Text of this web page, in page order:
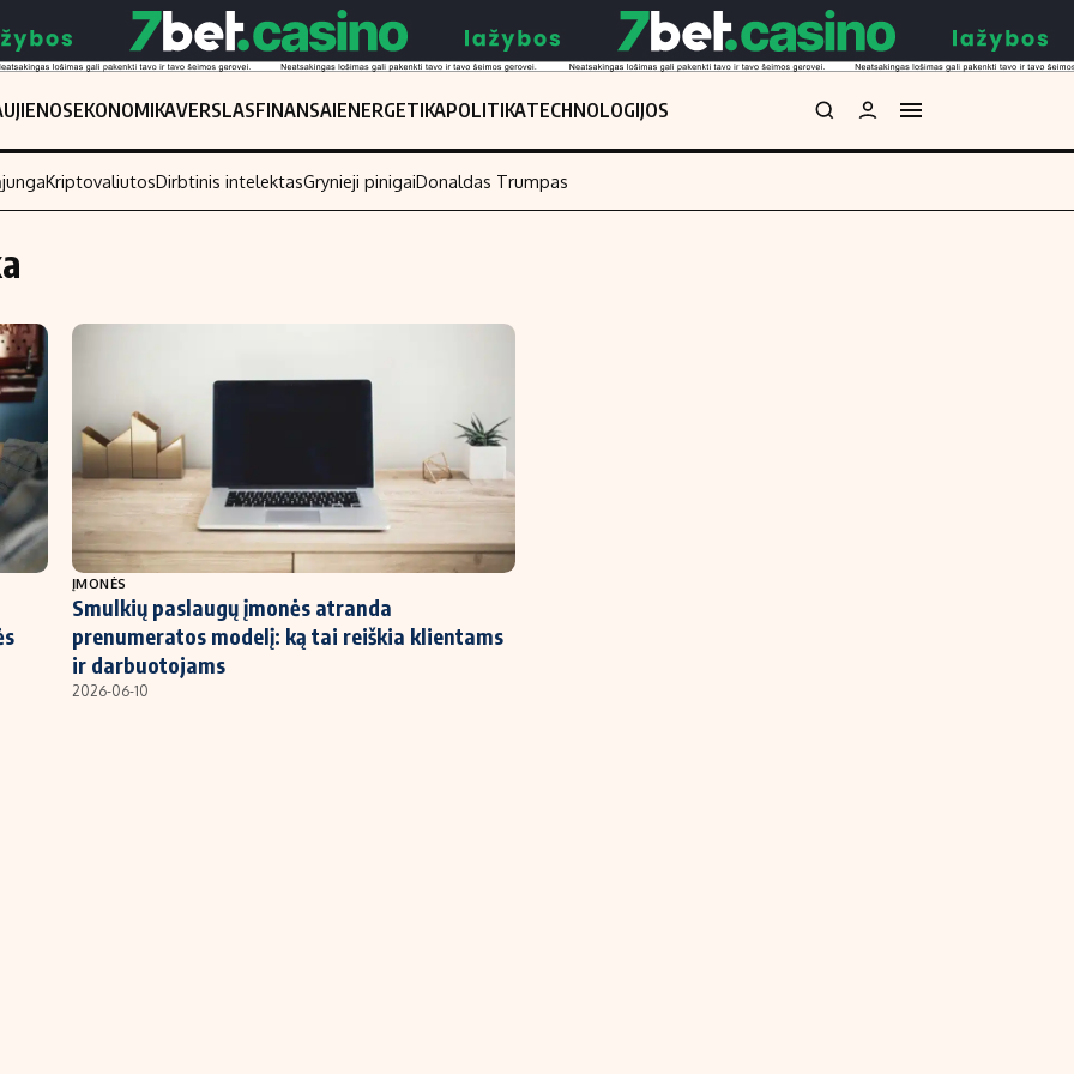
EKONOMIKAVERSLASFINANSAIENERGETIKAPOLITIKATECHNOLOGIJOS
Investavimas
Kriptovaliutos
Infliacija
Migracija
Nedarbo išmokos skaičiuoklė
Būsto finansai
Įdomios naujienos
KriptovaliutosDirbtinis intelektasGrynieji pinigaiDonaldas Trumpas
ĮMONĖS
Smulkių paslaugų įmonės atranda
prenumeratos modelį: ką tai reiškia klientams
ir darbuotojams
2026-06-10